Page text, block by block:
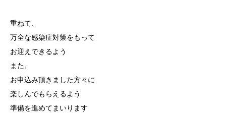
重ねて、
万全な感染症対策をもって
お迎えできるよう
また、
お申込み頂きました方々に
楽しんでもらえるよう
準備を進めてまいります